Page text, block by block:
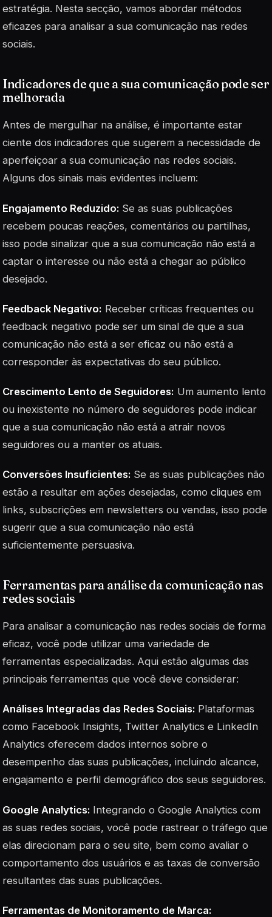
estratégia. Nesta secção, vamos abordar métodos
eficazes para analisar a sua comunicação nas redes
sociais.
Indicadores de que a sua comunicação pode ser
melhorada
Antes de mergulhar na análise, é importante estar
ciente dos indicadores que sugerem a necessidade de
aperfeiçoar a sua comunicação nas redes sociais.
Alguns dos sinais mais evidentes incluem:
Engajamento Reduzido: Se as suas publicações
recebem poucas reações, comentários ou partilhas,
isso pode sinalizar que a sua comunicação não está a
captar o interesse ou não está a chegar ao público
desejado.
Feedback Negativo: Receber críticas frequentes ou
feedback negativo pode ser um sinal de que a sua
comunicação não está a ser eficaz ou não está a
corresponder às expectativas do seu público.
Crescimento Lento de Seguidores: Um aumento lento
ou inexistente no número de seguidores pode indicar
que a sua comunicação não está a atrair novos
seguidores ou a manter os atuais.
Conversões Insuficientes: Se as suas publicações não
estão a resultar em ações desejadas, como cliques em
links, subscrições em newsletters ou vendas, isso pode
sugerir que a sua comunicação não está
suficientemente persuasiva.
Ferramentas para análise da comunicação nas
redes sociais
Para analisar a comunicação nas redes sociais de forma
eficaz, você pode utilizar uma variedade de
ferramentas especializadas. Aqui estão algumas das
principais ferramentas que você deve considerar:
Análises Integradas das Redes Sociais: Plataformas
como Facebook Insights, Twitter Analytics e LinkedIn
Analytics oferecem dados internos sobre o
desempenho das suas publicações, incluindo alcance,
engajamento e perfil demográfico dos seus seguidores.
Google Analytics: Integrando o Google Analytics com
as suas redes sociais, você pode rastrear o tráfego que
elas direcionam para o seu site, bem como avaliar o
comportamento dos usuários e as taxas de conversão
resultantes das suas publicações.
Ferramentas de Monitoramento de Marca: